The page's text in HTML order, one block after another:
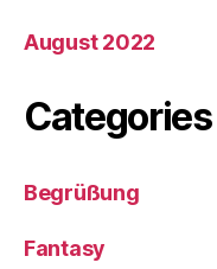
August 2022
Categories
Begrüßung
Fantasy